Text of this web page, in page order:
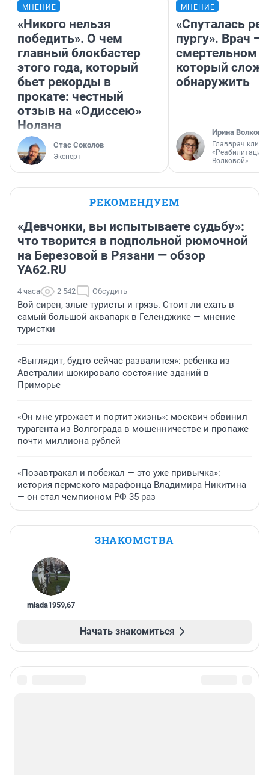
МНЕНИЕ
«Никого нельзя
победить». О чем
главный блокбастер
этого года, который
бьет рекорды в
прокате: честный
отзыв на «Одиссею»
Нолана
Стас Соколов
Эксперт
МНЕНИЕ
«Спуталась
пургу». Врач —
смертельном
который
обнаружить
Ирина Волкова
Главврач
«Реабилитация
Волковой»
РЕКОМЕНДУЕМ
«Девчонки, вы испытываете судьбу»:
что творится в подпольной рюмочной
на Березовой в Рязани — обзор
YA62.RU
4 часа 2 542 Обсудить
Вой сирен, злые туристы и грязь. Стоит ли ехать в
самый большой аквапарк в Геленджике — мнение
туристки
«Выглядит, будто сейчас развалится»: ребенка из
Австралии шокировало состояние зданий в
Приморье
«Он мне угрожает и портит жизнь»: москвич обвинил
турагента из Волгограда в мошенничестве и пропаже
почти миллиона рублей
«Позавтракал и побежал — это уже привычка»:
история пермского марафонца Владимира Никитина
— он стал чемпионом РФ 35 раз
ЗНАКОМСТВА
mlada1959,67
Начать знакомиться